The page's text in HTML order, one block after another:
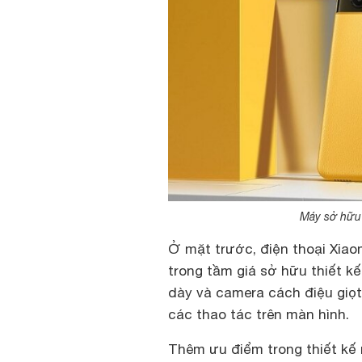
Máy sở
Ở mặt trước, điện thoại
trong tầm giá sở hữu thiết
dày và camera cách điệu
các thao tác trên màn hình.
Thêm ưu điểm trong thiết kế